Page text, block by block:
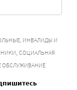
ИНВАЛИДЫ И
, СОЦИАЛЬНАЯ
ОБСЛУЖИВАНИЕ